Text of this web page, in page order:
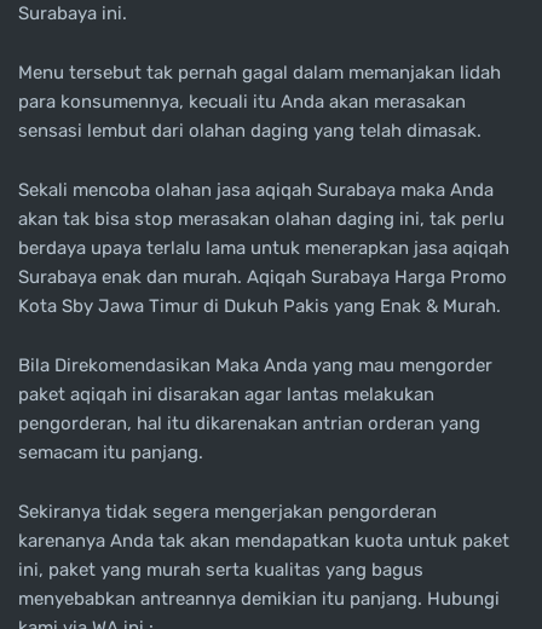
Surabaya ini.
Menu tersebut tak pernah gagal dalam memanjakan lidah
para konsumennya, kecuali itu Anda akan merasakan
sensasi lembut dari olahan daging yang telah dimasak.
Sekali mencoba olahan jasa aqiqah Surabaya maka Anda
akan tak bisa stop merasakan olahan daging ini, tak perlu
berdaya upaya terlalu lama untuk menerapkan jasa aqiqah
Surabaya enak dan murah. Aqiqah Surabaya Harga Promo
Kota Sby Jawa Timur di Dukuh Pakis yang Enak & Murah.
Bila Direkomendasikan Maka Anda yang mau mengorder
paket aqiqah ini disarakan agar lantas melakukan
pengorderan, hal itu dikarenakan antrian orderan yang
semacam itu panjang.
Sekiranya tidak segera mengerjakan pengorderan
karenanya Anda tak akan mendapatkan kuota untuk paket
ini, paket yang murah serta kualitas yang bagus
menyebabkan antreannya demikian itu panjang. Hubungi